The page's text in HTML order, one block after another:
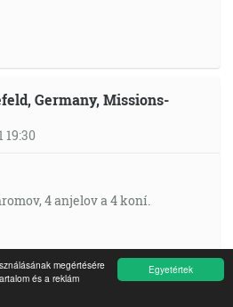
Egyetértek
megértésére
és a reklám
Germany, Missions-
19:30
4 anjelov a 4 koní.
über die 7 Donner, die